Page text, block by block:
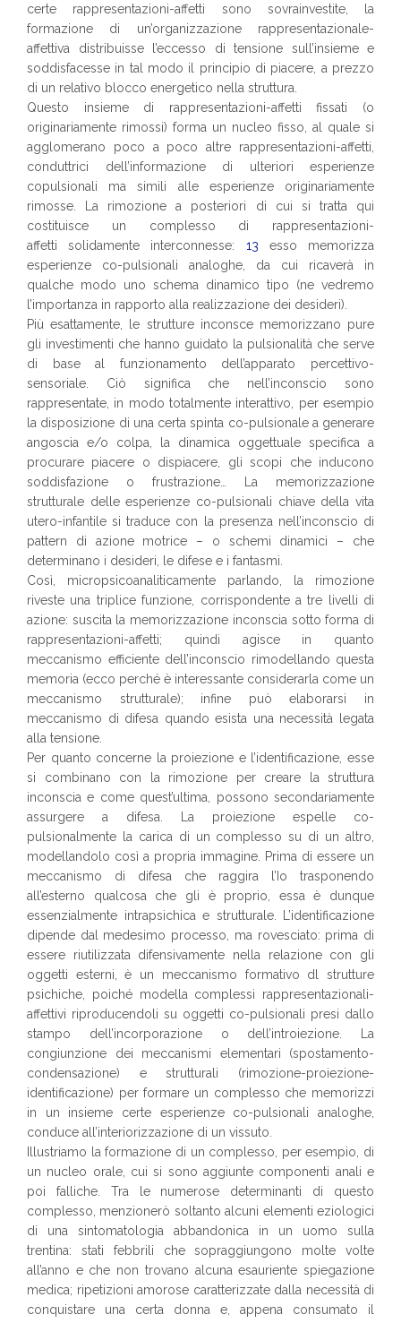
certe rappresentazioni-affetti sono sovrainvestite, la
formazione di un’organizzazione rappresentazionale-
affettiva distribuisse l’eccesso di tensione sull’insieme e
soddisfacesse in tal modo il principio di piacere, a prezzo
di un relativo blocco energetico nella struttura.
Questo insieme di rappresentazioni-affetti fissati (o
originariamente rimossi) forma un nucleo fisso, al quale si
agglomerano poco a poco altre rappresentazioni-affetti,
conduttrici dell’informazione di ulteriori esperienze
copulsionali ma simili alle esperienze originariamente
rimosse. La rimozione a posteriori di cui si tratta qui
costituisce un complesso di rappresentazioni-
affetti solidamente interconnesse: 13 esso memorizza
esperienze co-pulsionali analoghe, da cui ricaverà in
qualche modo uno schema dinamico tipo (ne vedremo
l’importanza in rapporto alla realizzazione dei desideri).
Più esattamente, le strutture inconsce memorizzano pure
gli investimenti che hanno guidato la pulsionalità che serve
di base al funzionamento dell’apparato percettivo-
sensoriale. Ciò significa che nell’inconscio sono
rappresentate, in modo totalmente interattivo, per esempio
la disposizione di una certa spinta co-pulsionale a generare
angoscia e/o colpa, la dinamica oggettuale specifica a
procurare piacere o dispiacere, gli scopi che inducono
soddisfazione o frustrazione… La memorizzazione
strutturale delle esperienze co-pulsionali chiave della vita
utero-infantile si traduce con la presenza nell’inconscio di
pattern di azione motrice – o schemi dinamici – che
determinano i desideri, le difese e i fantasmi.
Così, micropsicoanaliticamente parlando, la rimozione
riveste una triplice funzione, corrispondente a tre livelli di
azione: suscita la memorizzazione inconscia sotto forma di
rappresentazioni-affetti; quindi agisce in quanto
meccanismo efficiente dell’inconscio rimodellando questa
memoria (ecco perché è interessante considerarla come un
meccanismo strutturale); infine può elaborarsi in
meccanismo di difesa quando esista una necessità legata
alla tensione.
Per quanto concerne la proiezione e l’identificazione, esse
si combinano con la rimozione per creare la struttura
inconscia e come quest’ultima, possono secondariamente
assurgere a difesa. La proiezione espelle co-
pulsionalmente la carica di un complesso su di un altro,
modellandolo così a propria immagine. Prima di essere un
meccanismo di difesa che raggira l’Io trasponendo
all’esterno qualcosa che gli è proprio, essa è dunque
essenzialmente intrapsichica e strutturale. L’identificazione
dipende dal medesimo processo, ma rovesciato: prima di
essere riutilizzata difensivamente nella relazione con gli
oggetti esterni, è un meccanismo formativo dl strutture
psichiche, poiché modella complessi rappresentazionali-
affettivi riproducendoli su oggetti co-pulsionali presi dallo
stampo dell’incorporazione o dell’introiezione. La
congiunzione dei meccanismi elementari (spostamento-
condensazione) e strutturali (rimozione-proiezione-
identificazione) per formare un complesso che memorizzi
in un insieme certe esperienze co-pulsionali analoghe,
conduce all’interiorizzazione di un vissuto.
Illustriamo la formazione di un complesso, per esempio, di
un nucleo orale, cui si sono aggiunte componenti anali e
poi falliche. Tra le numerose determinanti di questo
complesso, menzionerò soltanto alcuni elementi eziologici
di una sintomatologia abbandonica in un uomo sulla
trentina: stati febbrili che sopraggiungono molte volte
all’anno e che non trovano alcuna esauriente spiegazione
medica; ripetizioni amorose caratterizzate dalla necessità di
conquistare una certa donna e, appena consumato il